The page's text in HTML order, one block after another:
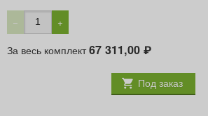
− +
За весь комплект67 311,00 ₽
Под заказ